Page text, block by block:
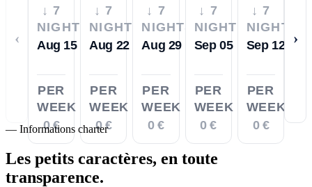
‹
↓ 7
NIGHTS
Aug 15
PER
WEEK
0 €
↓ 7
NIGHTS
Aug 22
PER
WEEK
0 €
↓ 7
NIGHTS
Aug 29
PER
WEEK
0 €
↓ 7
NIGHTS
Sep 05
PER
WEEK
0 €
↓ 7
NIGHTS
Sep 12
PER
WEEK
0 €
›
— Informations charter
Les petits caractères, en toute
transparence.